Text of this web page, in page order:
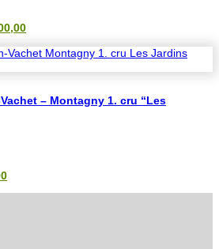
Den
pris
– Montagny 1. cru “Les
Den